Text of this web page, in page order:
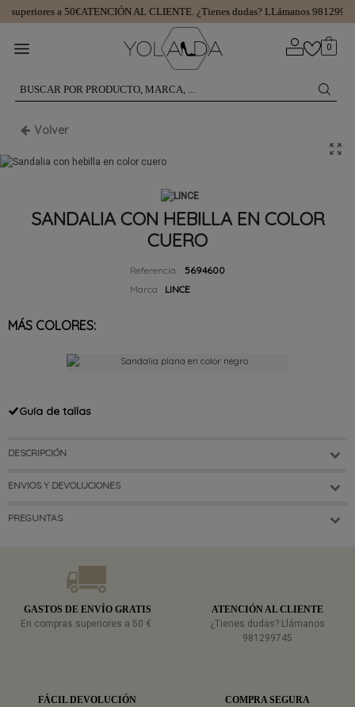
superiores a 50€ATENCIÓN AL CLIENTE.¿Tienes dudas? LLámanos 981299745
0
Volver
SANDALIA CON HEBILLA EN COLOR
CUERO
Referencia:
5694600
Marca
LINCE
MÁS COLORES:
Guía de tallas
DESCRIPCIÓN
ENVIOS Y DEVOLUCIONES
PREGUNTAS
GASTOS DE ENVÍO GRATIS
En compras superiores a 50 €.
ATENCIÓN AL CLIENTE
¿Tienes dudas? Llámanos
981299745
FÁCIL DEVOLUCIÓN
COMPRA SEGURA